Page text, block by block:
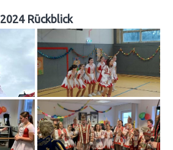
2024 Rückblick